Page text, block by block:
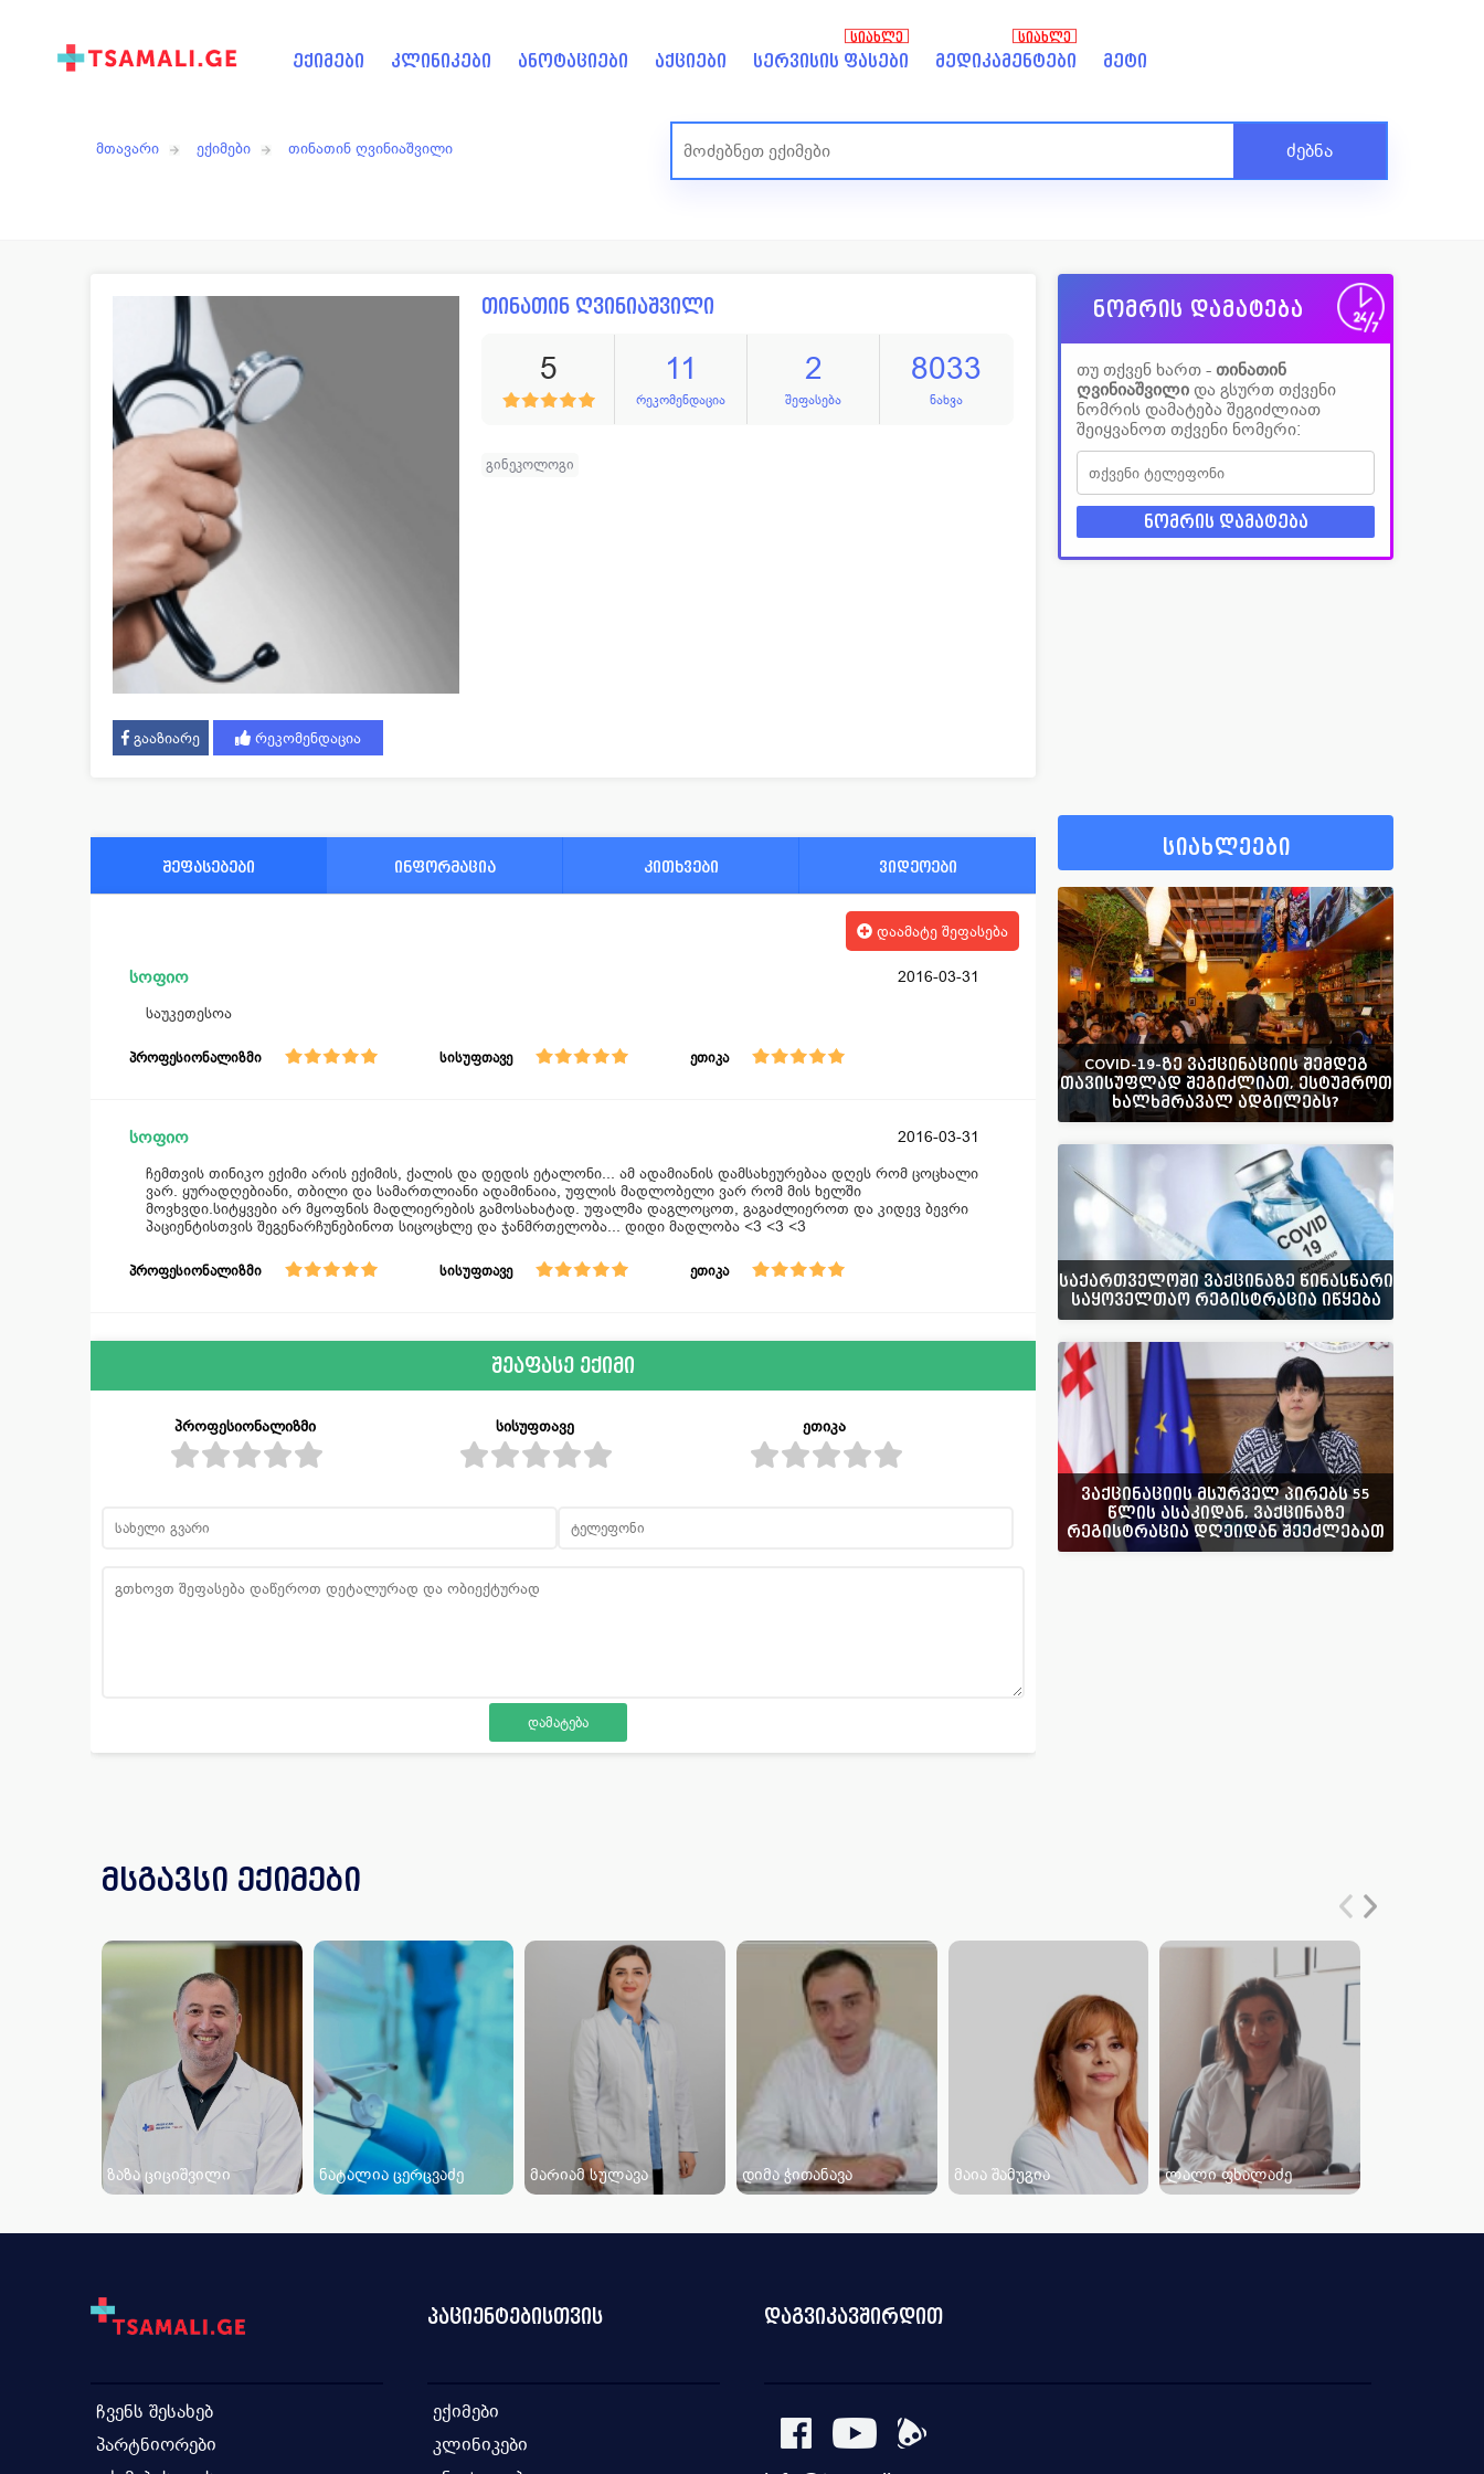
ექიმები კლინიკები ანოტაციები აქციები სერვისის ფასები
ᲡᲘᲐᲮᲚᲔ
მედიკამენტები
ᲡᲘᲐᲮᲚᲔ
მეტი
მთავარი ექიმები თინათინ ღვინიაშვილი ძებნა
გააზიარე რეკომენდაცია
თინათინ ღვინიაშვილი
5 11
რეკომენდაცია
2
შეფასება
8033
ნახვა
გინეკოლოგი
ნომრის დამატება
თუ თქვენ ხართ - თინათინ
ღვინიაშვილი და გსურთ თქვენი
ნომრის დამატება შეგიძლიათ
შეიყვანოთ თქვენი ნომერი:
შეფასებები ინფორმაცია კითხვები ვიდეოები
დაამატე შეფასება
სოფიო 2016-03-31
საუკეთესოა
პროფესიონალიზმი სისუფთავე ეთიკა
სოფიო 2016-03-31
ჩემთვის თინიკო ექიმი არის ექიმის, ქალის და დედის ეტალონი... ამ ადამიანის დამსახეურებაა დღეს რომ ცოცხალი
ვარ. ყურადღებიანი, თბილი და სამართლიანი ადამინაია, უფლის მადლობელი ვარ რომ მის ხელში
მოვხვდი.სიტყვები არ მყოფნის მადლიერების გამოსახატად. უფალმა დაგლოცოთ, გაგაძლიეროთ და კიდევ ბევრი
პაციენტისთვის შეგენარჩუნებინოთ სიცოცხლე და ჯანმრთელობა... დიდი მადლობა <3 <3 <3
პროფესიონალიზმი სისუფთავე ეთიკა
შეაფასე ექიმი
პროფესიონალიზმი სისუფთავე ეთიკა
სიახლეები
COVID-19-ზე ვაქცინაციის შემდეგ
თავისუფლად შეგიძლიათ, ესტუმროთ
ხალხმრავალ ადგილებს?
საქართველოში ვაქცინაზე წინასწარი
საყოველთაო რეგისტრაცია იწყება
ვაქცინაციის მსურველ პირებს 55
წლის ასაკიდან, ვაქცინაზე
რეგისტრაცია დღეიდან შეეძლებათ
მსგავსი ექიმები
ზაზა ციციშვილი ნატალია ცერცვაძე მარიამ სულავა დიმა ჭითანავა მაია შამუგია ლალი ფხალაძე
ჩვენს შესახებ
პარტნიორები
პაციენტებისთვის
ექიმები
კლინიკები
დაგვიკავშირდით